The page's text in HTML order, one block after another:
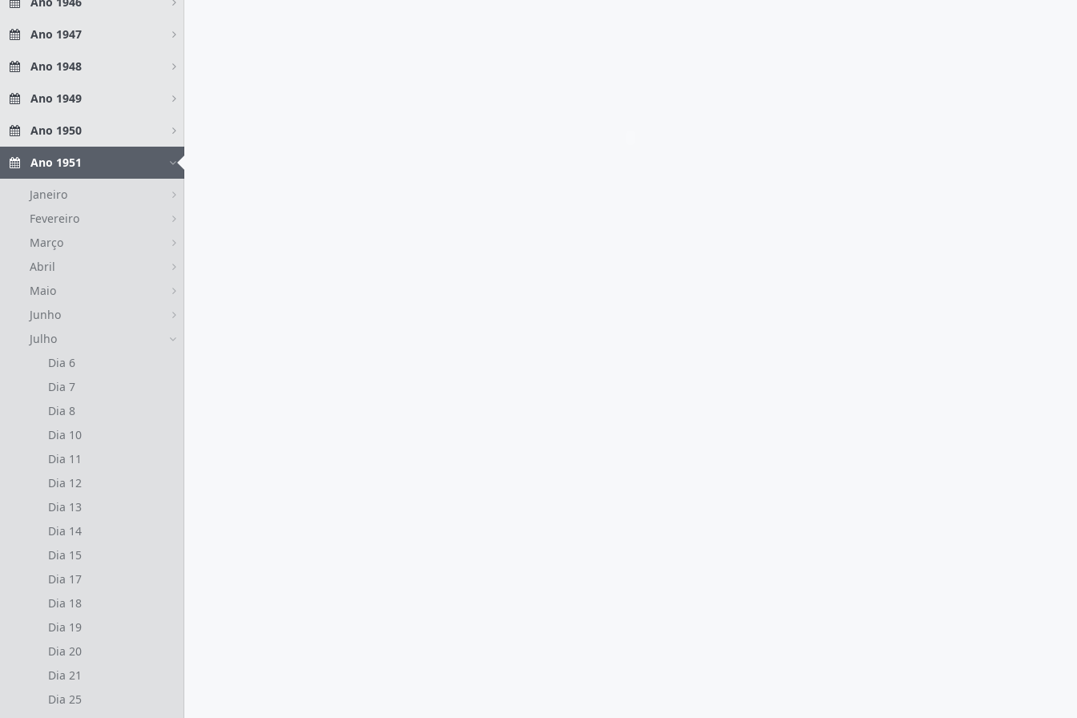
Ano 1947
Ano 1948
Ano 1949
Ano 1950
Ano 1951
Janeiro
Fevereiro
Março
Abril
Maio
Junho
Julho
Dia 6
Dia 7
Dia 8
Dia 10
Dia 11
Dia 12
Dia 13
Dia 14
Dia 15
Dia 17
Dia 18
Dia 19
Dia 20
Dia 21
Dia 25